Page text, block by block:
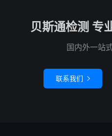
贝斯通检测 专
国内外一站
联系我们 